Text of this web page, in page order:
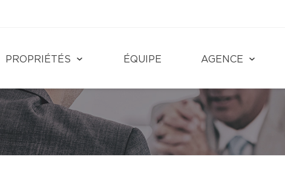
PROPRIÉTÉS ÉQUIPE AGENCE